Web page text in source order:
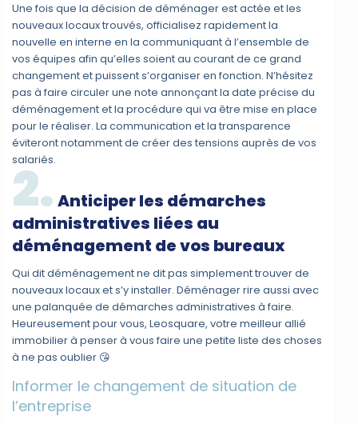
Une fois que la décision de déménager est actée et les
nouveaux locaux trouvés, officialisez rapidement la
nouvelle en interne en la communiquant à l’ensemble de
vos équipes afin qu’elles soient au courant de ce grand
changement et puissent s’organiser en fonction. N’hésitez
pas à faire circuler une note annonçant la date précise du
déménagement et la procédure qui va être mise en place
pour le réaliser. La communication et la transparence
éviteront notamment de créer des tensions auprès de vos
salariés.
2. Anticiper les démarches
administratives liées au
déménagement de vos bureaux
Qui dit déménagement ne dit pas simplement trouver de
nouveaux locaux et s’y installer. Déménager rire aussi avec
une palanquée de démarches administratives à faire.
Heureusement pour vous, Leosquare, votre meilleur allié
immobilier à penser à vous faire une petite liste des choses
à ne pas oublier 😘
Informer le changement de situation de
l’entreprise